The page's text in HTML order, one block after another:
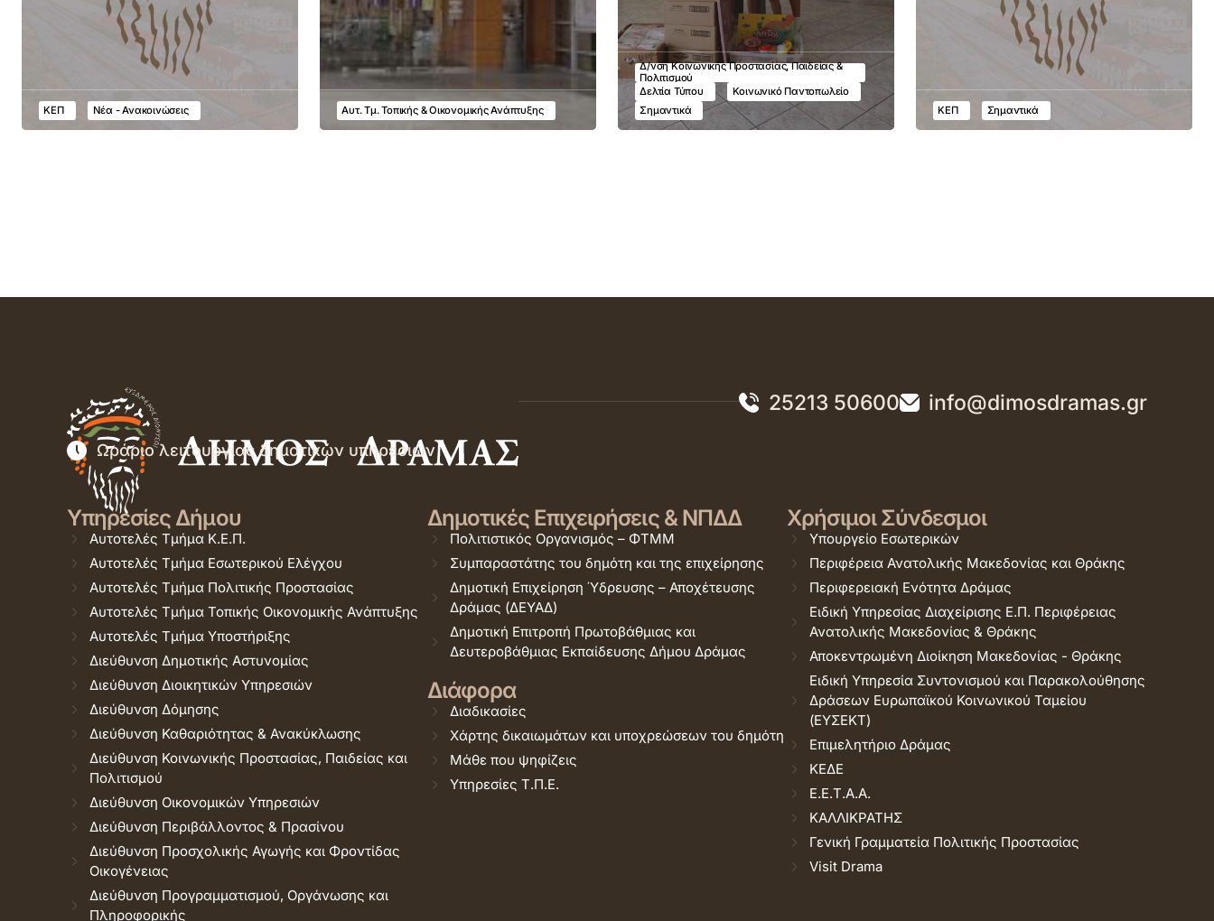
ΚΕΠ Νέα - Ανακοινώσεις Αυτ. Τμ. Τοπικής & Οικονομικής Ανάπτυξης
Δ/νση Κοινωνικής Προστασίας, Παιδείας &
Πολιτισμού
Δελτία Τύπου
Κοινωνικό Παντοπωλείο
Σημαντικά
ΚΕΠ Σημαντικά
25213 50600 info@dimosdramas.gr
Ωράριο λειτουργίας δημοτικών υπηρεσιών
Υπηρεσίες Δήμου
Αυτοτελές Τμήμα Κ.Ε.Π.
Αυτοτελές Τμήμα Εσωτερικού Ελέγχου
Αυτοτελές Τμήμα Πολιτικής Προστασίας
Αυτοτελές Τμήμα Τοπικής Οικονομικής Ανάπτυξης
Αυτοτελές Τμήμα Υποστήριξης
Διεύθυνση Δημοτικής Αστυνομίας
Διεύθυνση Διοικητικών Υπηρεσιών
Διεύθυνση Δόμησης
Διεύθυνση Καθαριότητας & Ανακύκλωσης
Διεύθυνση Κοινωνικής Προστασίας, Παιδείας και
Πολιτισμού
Διεύθυνση Οικονομικών Υπηρεσιών
Διεύθυνση Περιβάλλοντος & Πρασίνου
Διεύθυνση Προσχολικής Αγωγής και Φροντίδας
Οικογένειας
Διεύθυνση Προγραμματισμού, Οργάνωσης και
Πληροφορικής
Δημοτικές Επιχειρήσεις & ΝΠΔΔ
Πολιτιστικός Οργανισμός – ΦΤΜΜ
Συμπαραστάτης του δημότη και της επιχείρησης
Δημοτική Επιχείρηση Ύδρευσης – Αποχέτευσης
Δράμας (ΔΕΥΑΔ)
Δημοτική Επιτροπή Πρωτοβάθμιας και
Δευτεροβάθμιας Εκπαίδευσης Δήμου Δράμας
Διάφορα
Διαδικασίες
Χάρτης δικαιωμάτων και υποχρεώσεων του δημότη
Μάθε που ψηφίζεις
Υπηρεσίες Τ.Π.Ε.
Χρήσιμοι Σύνδεσμοι
Υπουργείο Εσωτερικών
Περιφέρεια Ανατολικής Μακεδονίας και Θράκης
Περιφερειακή Ενότητα Δράμας
Ειδική Υπηρεσίας Διαχείρισης Ε.Π. Περιφέρειας
Ανατολικής Μακεδονίας & Θράκης
Αποκεντρωμένη Διοίκηση Μακεδονίας - Θράκης
Ειδική Υπηρεσία Συντονισμού και Παρακολούθησης
Δράσεων Ευρωπαϊκού Κοινωνικού Ταμείου
(ΕΥΣΕΚΤ)
Επιμελητήριο Δράμας
ΚΕΔΕ
Ε.Ε.Τ.Α.Α.
ΚΑΛΛΙΚΡΑΤΗΣ
Γενική Γραμματεία Πολιτικής Προστασίας
Visit Drama